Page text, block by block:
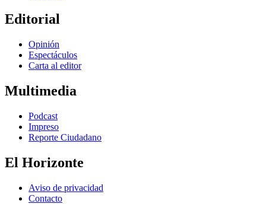
Editorial
Opinión
Espectáculos
Carta al editor
Multimedia
Podcast
Impreso
Reporte Ciudadano
El Horizonte
Aviso de privacidad
Contacto